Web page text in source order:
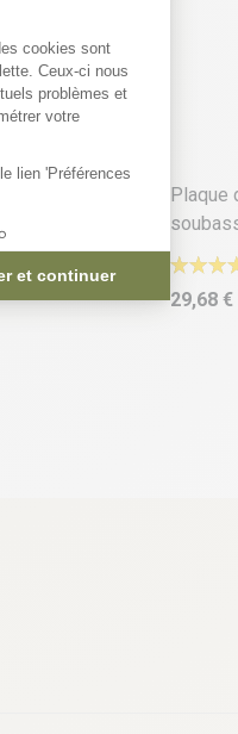
Plaque
29,68 €
:
cookies sont
Ceux-ci nous
problèmes et
votre
lien 'Préférences
et continuer